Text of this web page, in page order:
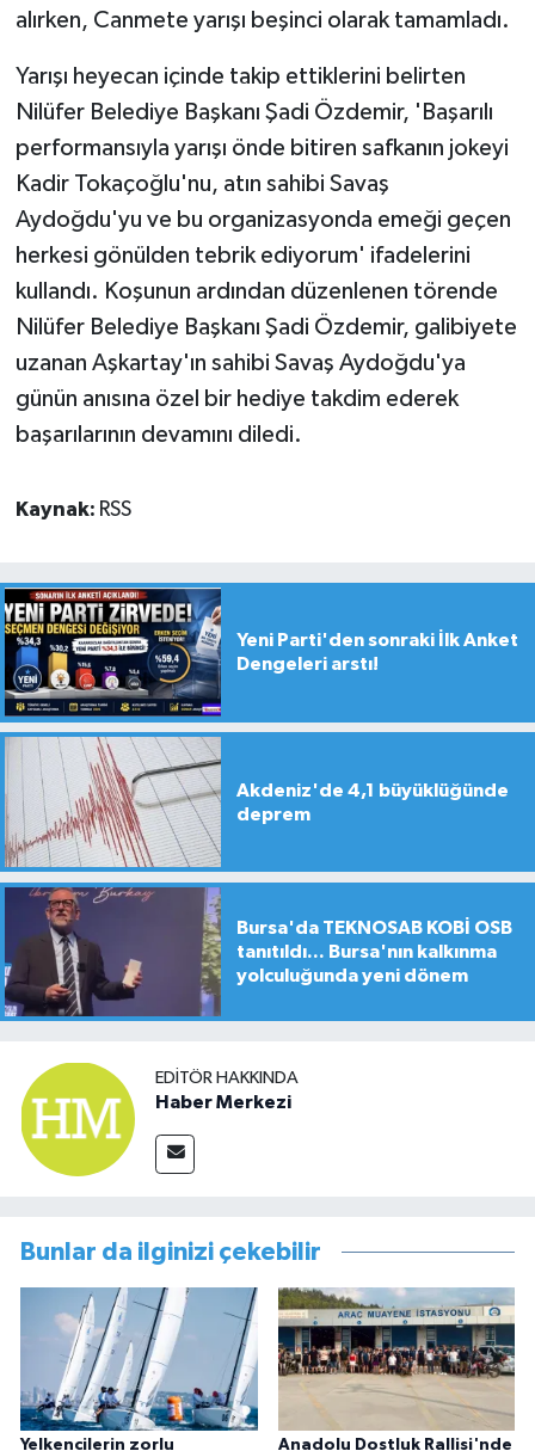
alırken, Canmete yarışı beşinci olarak tamamladı.
Yarışı heyecan içinde takip ettiklerini belirten
Nilüfer Belediye Başkanı Şadi Özdemir, 'Başarılı
performansıyla yarışı önde bitiren safkanın jokeyi
Kadir Tokaçoğlu'nu, atın sahibi Savaş
Aydoğdu'yu ve bu organizasyonda emeği geçen
herkesi gönülden tebrik ediyorum' ifadelerini
kullandı. Koşunun ardından düzenlenen törende
Nilüfer Belediye Başkanı Şadi Özdemir, galibiyete
uzanan Aşkartay'ın sahibi Savaş Aydoğdu'ya
günün anısına özel bir hediye takdim ederek
başarılarının devamını diledi.
Kaynak: RSS
Yeni Parti'den sonraki İlk Anket
Dengeleri arstı!
Akdeniz'de 4,1 büyüklüğünde
deprem
Bursa'da TEKNOSAB KOBİ OSB
tanıtıldı... Bursa'nın kalkınma
yolculuğunda yeni dönem
EDITÖR HAKKINDA
Haber Merkezi
Bunlar da ilginizi çekebilir
Yelkencilerin zorlu Anadolu Dostluk Rallisi'nde